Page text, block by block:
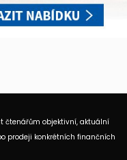
čtenářům objektivní, aktuální
prodeji konkrétních finančních